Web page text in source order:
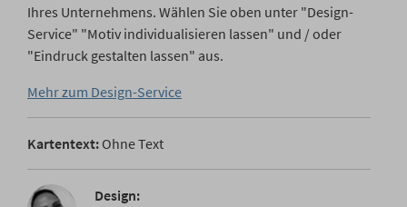
Ihres Unternehmens. Wählen Sie oben unter "Design-
Service" "Motiv individualisieren lassen" und / oder
"Eindruck gestalten lassen" aus.
Mehr zum Design-Service
Kartentext: Ohne Text
Design: